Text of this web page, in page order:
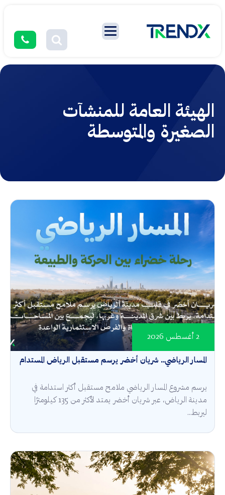
الهيئة العامة للمنشآت
الصغيرة والمتوسطة
المسار الرياضي.. شريان أخضر يرسم مستقبل الرياض المستدام
2 أغسطس 2026
يرسم مشروع المسار الرياضي ملامح مستقبل أكثر استدامة في
مدينة الرياض، عبر شريان أخضر يمتد لأكثر من 135 كيلومترًا
ليربط...